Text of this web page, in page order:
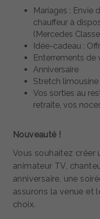
Mariages : Envie
chauffeur à
(Mercedes
Idée-cadeau :
Enterrements de
Anniversaire
Stretch
Vos sorties au
retraite, vos
Nouveauté !
Vous souhaitez créer
animateur TV,
anniversaire, une
assurons la venue et
choix.